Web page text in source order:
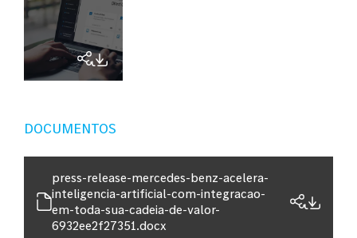
DOCUMENTOS
press-release-mercedes-benz-acelera-
inteligencia-artificial-com-integracao-
em-toda-sua-cadeia-de-valor-
6932ee2f27351.docx